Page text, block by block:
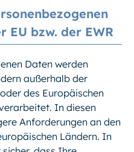
EU bzw. der EWR
Daten werden
außerhalb der
des Europäischen
In diesen
Anforderungen an den
Ländern. In